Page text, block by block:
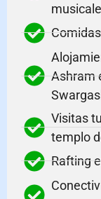
Ashram
Visitas
templo
Rafting